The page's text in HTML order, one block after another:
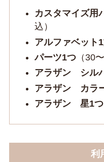
カスタマイズ用
込）
アルファベット
パーツ1つ （30
アラザン シル
アラザン カラ
アラザン 星1つ
利